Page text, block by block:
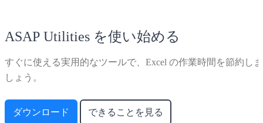
ASAP Utilities を使い始める
すぐに使える実用的なツールで、Excel の作業時間を節約しま
しょう。
ダウンロード できることを見る